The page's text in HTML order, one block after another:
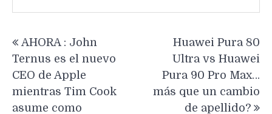
de
entradas
AHORA : John
Ternus es el nuevo
CEO de Apple
mientras Tim Cook
asume como
Huawei Pura 80
Ultra vs Huawei
Pura 90 Pro Max…
más que un cambio
de apellido?